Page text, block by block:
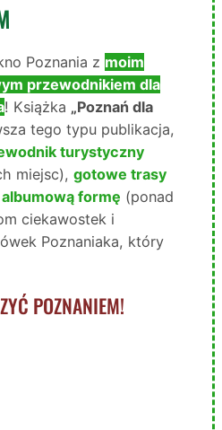
Poznania z moim
przewodnikiem dla
! Książka „Poznań dla
tego typu publikacja,
turystyczny
miejsc), gotowe trasy
albumową formę (ponad
ciekawostek i
Poznaniaka, który
POZNANIEM!